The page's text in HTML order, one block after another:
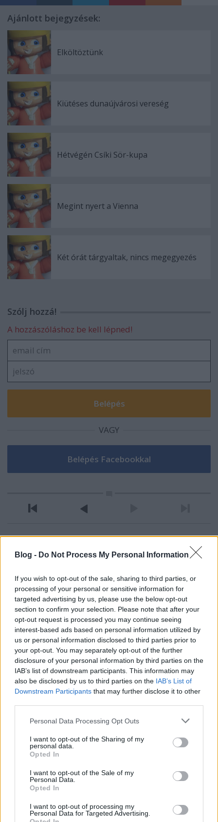
Blog - Do Not Process My Personal Information
If you wish to opt-out of the sale, sharing to third parties, or
processing of your personal or sensitive information for
targeted advertising by us, please use the below opt-out
section to confirm your selection. Please note that after your
opt-out request is processed you may continue seeing
interest-based ads based on personal information utilized by
us or personal information disclosed to third parties prior to
your opt-out. You may separately opt-out of the further
disclosure of your personal information by third parties on the
IAB’s list of downstream participants. This information may
also be disclosed by us to third parties on the IAB’s List of
Downstream Participants that may further disclose it to other
Please note that this website/app uses one or more Google
not limited to your visit or usage behaviour. You may click to
grant or deny consent to Google and its third-party tags to
use your data for below specified purposes in below Google
consent section.
Personal Data Processing Opt Outs
I want to opt-out of the Sharing of my
personal data.
Opted In
I want to opt-out of the Sale of my
Personal Data.
Opted In
I want to opt-out of processing my
Personal Data for Targeted Advertising.
Ajánlott bejegyzések:
Elköltöztünk
Kiütéses dunaújvárosi vereség
Hétvégén Csíki Sör-kupa
Megint nyert a Vienna
Két órát tárgyaltak, nincs megegyezés
Szólj hozzá!
A hozzászóláshoz be kell lépned!
VAGY
Rothstein
16 éve
Nagyon kivancsi vagyok hogy mit tud elerni ez a
generacio. Tiszta ideg voltam mar tegnap.
Hajra sracok (es hajra Gyor is mellekesen)!
Miskolcifan
16 éve
Vezetünk!Nemes.
16 éve
@Miskolcifan